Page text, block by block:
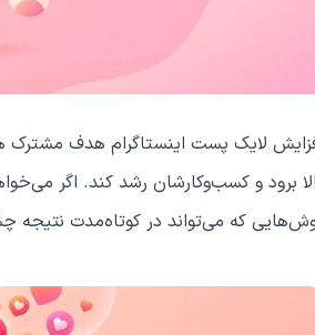
لایک پست اینستاگرام هدف مشترک
برود و کسب‌وکارشان رشد کند. اگر
که می‌تواند در کوتاه‌مدت نتیجه